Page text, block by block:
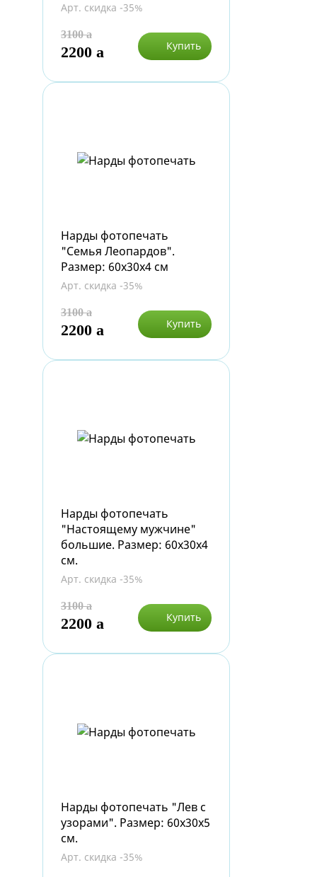
Арт. скидка -35%
3100a
2200 a Купить
Нарды фотопечать
"Семья Леопардов".
Размер: 60х30х4 см
Арт. скидка -35%
3100a
2200 a Купить
Нарды фотопечать
"Настоящему мужчине"
большие. Размер: 60х30х4
см.
Арт. скидка -35%
3100a
2200 a Купить
Нарды фотопечать "Лев с
узорами". Размер: 60х30х5
см.
Арт. скидка -35%